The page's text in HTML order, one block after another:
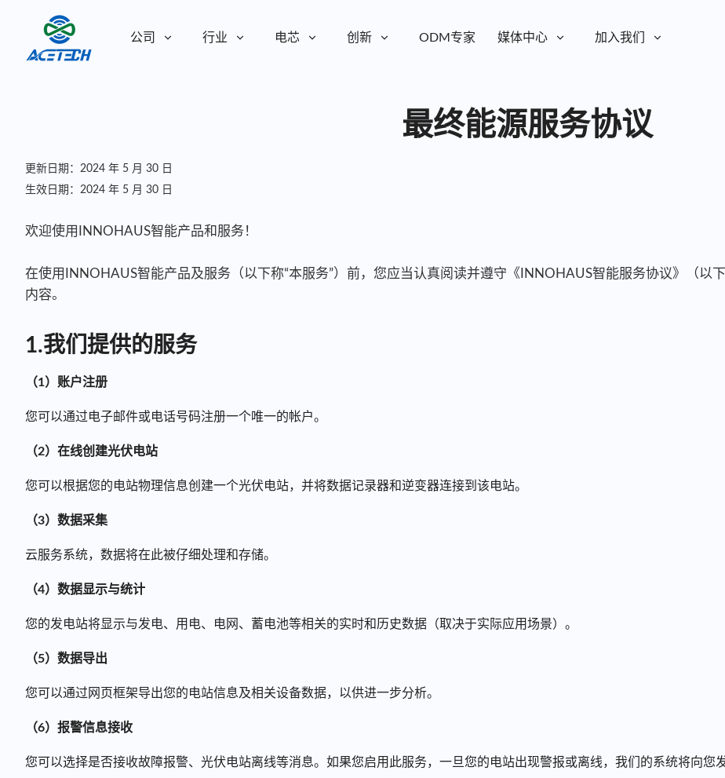
公司 行业 电芯 创新 ODM专家 媒体中心 加入我们
最终能源服务协议
更新日期：2024 年 5 月 30 日
生效日期：2024 年 5 月 30 日
欢迎使用INNOHAUS智能产品和服务！
在使用INNOHAUS智能产品及服务（以下称“本服务”）前，您应当认真阅读并遵守《INNOHAUS智能服务协议》（以
内容。
1.我们提供的服务
（1）账户注册
您可以通过电子邮件或电话号码注册一个唯一的帐户。
（2）在线创建光伏电站
您可以根据您的电站物理信息创建一个光伏电站，并将数据记录器和逆变器连接到该电站。
（3）数据采集
云服务系统，数据将在此被仔细处理和存储。
（4）数据显示与统计
您的发电站将显示与发电、用电、电网、蓄电池等相关的实时和历史数据（取决于实际应用场景）。
（5）数据导出
您可以通过网页框架导出您的电站信息及相关设备数据，以供进一步分析。
（6）报警信息接收
您可以选择是否接收故障报警、光伏电站离线等消息。如果您启用此服务，一旦您的电站出现警报或离线，我们的系统将向您